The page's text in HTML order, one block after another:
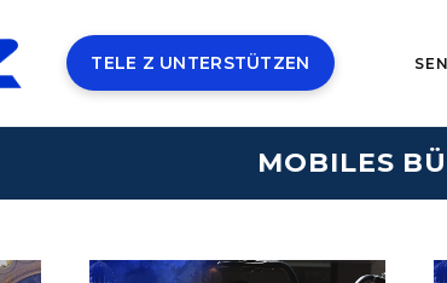
TELE Z UNTERSTÜTZEN
MOBILES